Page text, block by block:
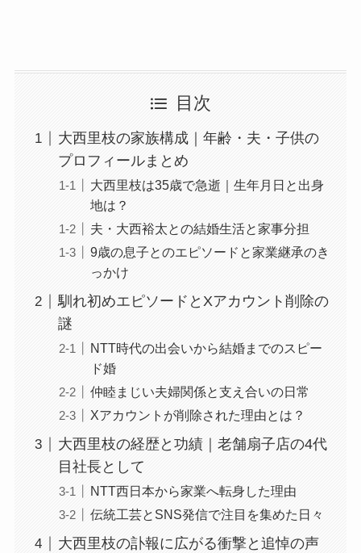
目次
大西里枝の家族構成｜年齢・夫・子供の
プロフィールまとめ
大西里枝は35歳で急逝｜生年月日と出身
地は？
夫・大西裕太との結婚生活と家事分担
9歳の息子とのエピソードと家業継承のき
っかけ
馴れ初めエピソードとXアカウント削除の
謎
NTT時代の出会いから結婚までのスピー
ド婚
仲睦まじい夫婦関係と支え合いの日常
Xアカウントが削除された理由とは？
大西里枝の経歴と功績｜老舗扇子店の4代
目社長として
NTT西日本から家業へ転身した理由
伝統工芸とSNS発信で注目を集めた日々
大西里枝の訃報に広がる衝撃と追悼の声